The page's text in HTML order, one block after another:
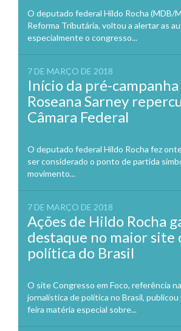
O deputado federal Hildo Rocha (MDB/
Reforma Tributária, voltou a alertar as
especialmente o congresso...
7 DE MARÇO DE 2018
Início da pré-
Roseana Sarney
Câmara Federal
O deputado federal Hildo Rocha fez
ser considerado o ponto de partida
movimento...
7 DE MARÇO DE 2018
Ações de Hildo Rocha
destaque no maior site
política do Brasil
O site Congresso em Foco, referência
jornalística de política no Brasil,
feira matéria especial sobre...